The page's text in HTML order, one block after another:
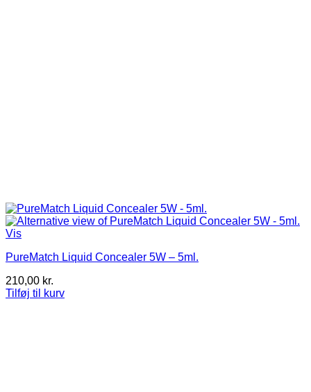
Vis
PureMatch Liquid Concealer 5W – 5ml.
210,00 kr.
Tilføj til kurv